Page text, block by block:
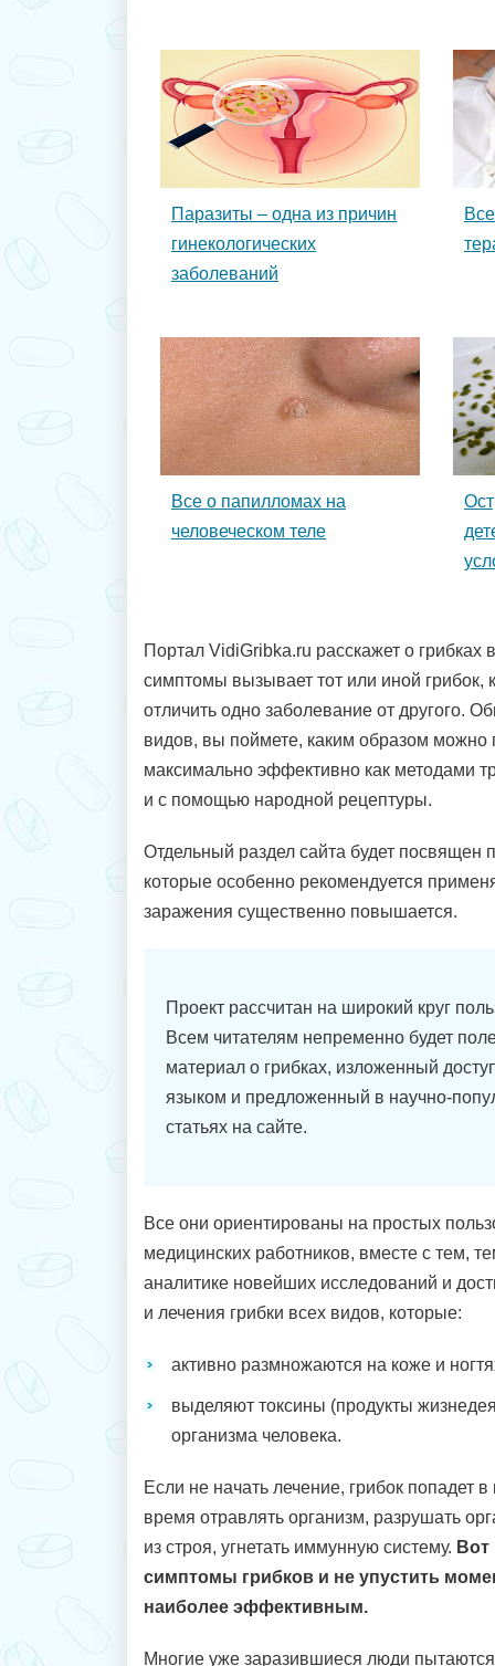
Паразиты – одна из причин
гинекологических
заболеваний
Все о папилломах на
человеческом теле
Портал VidiGribka.ru расскажет о грибках
симптомы вызывает тот или иной грибок,
отличить одно заболевание от другого.
видов, вы поймете, каким образом можно
максимально эффективно как методами
и с помощью народной рецептуры.
Отдельный раздел сайта будет посвящен
которые особенно рекомендуется
заражения существенно повышается.
Проект рассчитан на широкий круг
Всем читателям непременно будет
материал о грибках, изложенный
языком и предложенный в научно-
статьях на сайте.
Все они ориентированы на простых
медицинских работников, вместе с тем,
аналитике новейших исследований и
и лечения грибки всех видов, которые:
активно размножаются на коже и
выделяют токсины (продукты
организма человека.
Если не начать лечение, грибок попадет в
время отравлять организм, разрушать
из строя, угнетать иммунную систему. Вот
симптомы грибков и не упустить
наиболее эффективным.
Многие уже заразившиеся люди